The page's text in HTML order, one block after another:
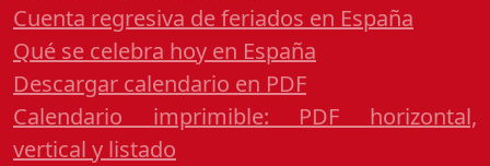
Cuenta regresiva de feriados en España
Qué se celebra hoy en España
Descargar calendario en PDF
Calendario imprimible: PDF horizontal,
vertical y listado